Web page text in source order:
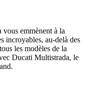
emmènent à la
incroyables, au-delà des
les modèles de la
Ducati Multistrada, le